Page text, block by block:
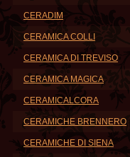
CERADIM
CERAMICA COLLI
CERAMICA DI TREVISO
CERAMICA MAGICA
CERAMICALCORA
CERAMICHE BRENNERO
CERAMICHE DI SIENA